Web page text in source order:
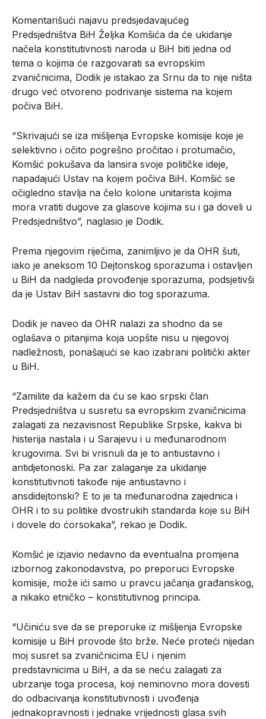
Komentarišući najavu predsjedavajućeg
Predsjedništva BiH Željka Komšića da će ukidanje
načela konstitutivnosti naroda u BiH biti jedna od
tema o kojima će razgovarati sa evropskim
zvaničnicima, Dodik je istakao za Srnu da to nije ništa
drugo već otvoreno podrivanje sistema na kojem
počiva BiH.
“Skrivajući se iza mišljenja Evropske komisije koje je
selektivno i očito pogrešno pročitao i protumačio,
Komšić pokušava da lansira svoje političke ideje,
napadajući Ustav na kojem počiva BiH. Komšić se
očigledno stavlja na čelo kolone unitarista kojima
mora vratiti dugove za glasove kojima su i ga doveli u
Predsjedništvo”, naglasio je Dodik.
Prema njegovim riječima, zanimljivo je da OHR šuti,
iako je aneksom 10 Dejtonskog sporazuma i ostavljen
u BiH da nadgleda provođenje sporazuma, podsjetivši
da je Ustav BiH sastavni dio tog sporazuma.
Dodik je naveo da OHR nalazi za shodno da se
oglašava o pitanjima koja uopšte nisu u njegovoj
nadležnosti, ponašajući se kao izabrani politički akter
u BiH.
“Zamilite da kažem da ću se kao srpski član
Predsjedništva u susretu sa evropskim zvaničnicima
zalagati za nezavisnost Republike Srpske, kakva bi
histerija nastala i u Sarajevu i u međunarodnom
krugovima. Svi bi vrisnuli da je to antiustavno i
antidjetonoski. Pa zar zalaganje za ukidanje
konstitutivnoti takođe nije antiustavno i
ansdidejtonski? E to je ta međunarodna zajednica i
OHR i to su politike dvostrukih standarda koje su BiH
i dovele do ćorsokaka”, rekao je Dodik.
Komšić je izjavio nedavno da eventualna promjena
izbornog zakonodavstva, po preporuci Evropske
komisije, može ići samo u pravcu jačanja građanskog,
a nikako etničko – konstitutivnog principa.
“Učiniću sve da se preporuke iz mišljenja Evropske
komisije u BiH provode što brže. Neće proteći nijedan
moj susret sa zvaničnicima EU i njenim
predstavnicima u BiH, a da se neću zalagati za
ubrzanje toga procesa, koji neminovno mora dovesti
do odbacivanja konstitutivnosti i uvođenja
jednakopravnosti i jednake vrijednosti glasa svih